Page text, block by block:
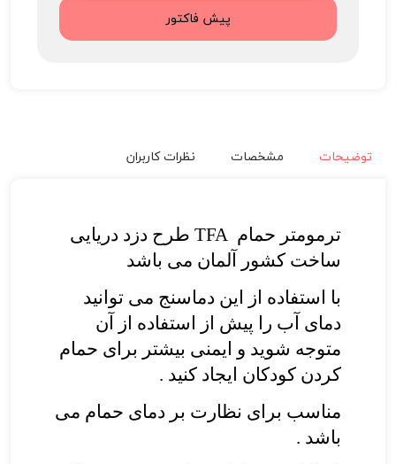
پیش فاکتور
توضیحات مشخصات نظرات کاربران
ترمومتر حمام TFA طرح دزد دریایی
ساخت کشور آلمان می باشد
با استفاده از این دماسنج می توانید
دمای آب را پیش از استفاده از آن
متوجه شوید و ایمنی بیشتر برای حمام
کردن کودکان ایجاد کنید .
مناسب برای نظارت بر دمای حمام می
باشد .